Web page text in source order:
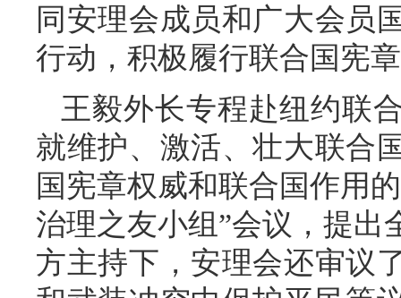
同安理会成员和广大会员
行动，积极履行联合国宪
王毅外长专程赴纽约联
就维护、激活、壮大联合
国宪章权威和联合国作用
治理之友小组”会议，提
方主持下，安理会还审议